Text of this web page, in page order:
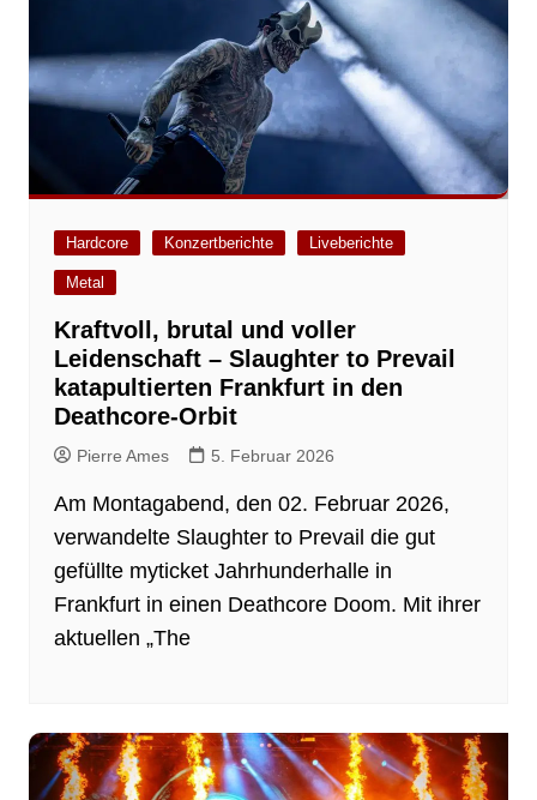
Hardcore Konzertberichte Liveberichte
Metal
Kraftvoll, brutal und voller
Leidenschaft – Slaughter to Prevail
katapultierten Frankfurt in den
Deathcore-Orbit
Pierre Ames 5. Februar 2026
Am Montagabend, den 02. Februar 2026,
verwandelte Slaughter to Prevail die gut
gefüllte myticket Jahrhunderhalle in
Frankfurt in einen Deathcore Doom. Mit ihrer
aktuellen „The